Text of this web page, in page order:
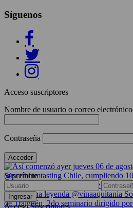
Síguenos
Acceso suscriptores
Nombre de usuario o correo electrónico
Contraseña
Suscríbete
Acceso Suscriptores